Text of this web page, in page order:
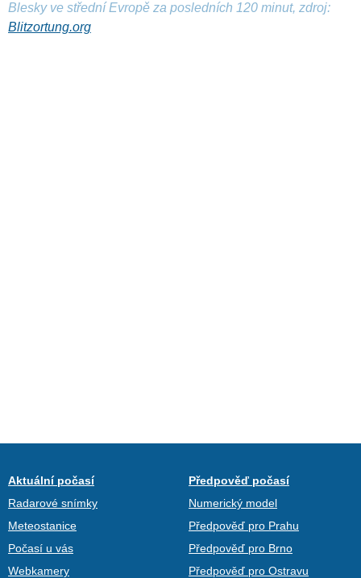
Blesky ve střední Evropě za posledních 120 minut, zdroj:
Blitzortung.org
Aktuální počasí
Radarové snímky
Meteostanice
Počasí u vás
Webkamery
Předpověď počasí
Numerický model
Předpověď pro Prahu
Předpověď pro Brno
Předpověď pro Ostravu